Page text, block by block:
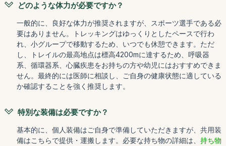
どのような体力が必要ですか？
一般的に、良好な体力が推奨されますが、スポーツ選手である必
要はありません。トレッキングはゆっくりとしたペースで行わ
れ、小グループで移動するため、いつでも休憩できます。ただ
し、トレイルの最高地点は標高4200mに達するため、呼吸器
系、循環器系、心臓疾患をお持ちの方や幼児にはおすすめできま
せん。最終的には医師に相談し、ご自身の健康状態に適している
か確認することを強く推奨します。
特別な装備は必要ですか？
基本的に、個人装備はご自身で準備していただきますが、共用装
備はこちらで提供・運搬します。必要な持ち物の詳細は、 持ち物